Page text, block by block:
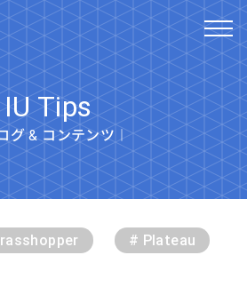
IU Tips
グ & コンテンツ︱
# Plateau